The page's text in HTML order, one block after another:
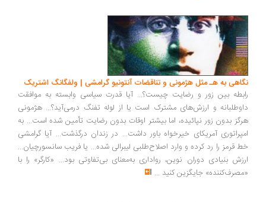
نگاهی به هـ مثل هژمونی و تناقضات آنتونیو گرامشی | ولفگانگ اشتریک
رابطه بین زور و رضایت چیست؟... آیا قدرت سیاسی وابسته به موافقت
داوطلبانه و ارزش‌های مشترک است یا از لوله تفنگ درمی‌آید؟... هژمونی
هرگز بدون زور نپائیده، اما بیشتر اوقات بدون رضایت تأمین شده است... به
امپراتوری آمریکای خیرخواه باور داشت... در زندان درگذشت... آیا گرامشی
خط قرمز را رد کرده و وارد اصلاح‌طلبی لیبرالی شده... یا فریب سانسورچیان...
ارزش بنیادی دوران نوین، رواداری به‌معنای بی‌تفاوتی بود... «کارگر» را با
«مصرف‌کننده» جایگزین کنید ...